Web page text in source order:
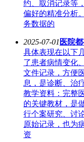
约、取消记录等
偏好的精准分析
务数据的
2025-07-01 医院
具体表现在以下
了患者病情变化
文件记录，方便
息，是诊断、治
教学资料：完整
的关键教材，是
行个案研究、讨
原始记录，也为
资